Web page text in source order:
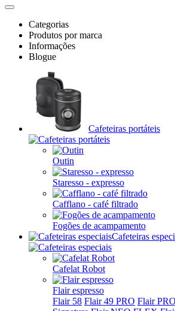
Categorias
Produtos por marca
Informações
Blogue
Cafeteiras portáteis
Outin
Staresso - expresso
Cafflano - café filtrado
Fogões de acampamento
Cafeteiras
Cafelat Robot
Flair espresso
Flair 58 Flair 49 PRO Flair PRO